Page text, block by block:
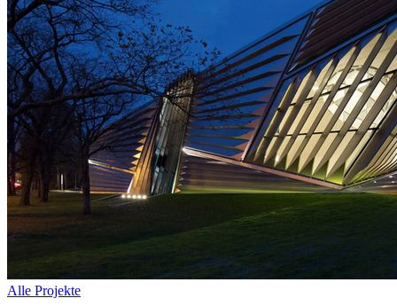
Alle Projekte